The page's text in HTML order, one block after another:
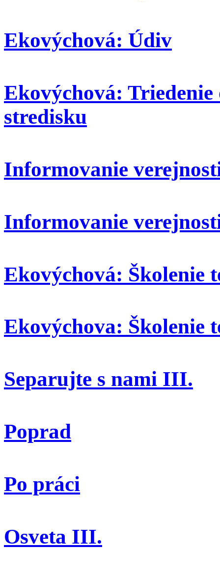
Ekovýchová: Údiv
Ekovýchová:
stredisku
Informovanie
Informovanie
Ekovýchová: Školenie
Ekovýchova: Školenie
Separujte s nami III.
Poprad
Po práci
Osveta III.